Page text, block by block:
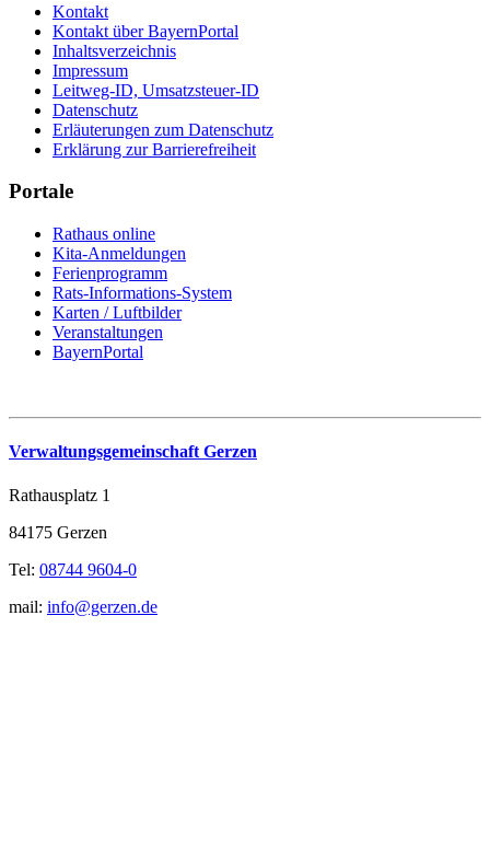
Kontakt
Kontakt über BayernPortal
Inhaltsverzeichnis
Impressum
Leitweg-ID, Umsatzsteuer-ID
Datenschutz
Erläuterungen zum Datenschutz
Erklärung zur Barrierefreiheit
Portale
Rathaus online
Kita-Anmeldungen
Ferienprogramm
Rats-Informations-System
Karten / Luftbilder
Veranstaltungen
BayernPortal
Verwaltungsgemeinschaft Gerzen
Rathausplatz 1
84175 Gerzen
Tel: 08744 9604-0
mail: info@gerzen.de